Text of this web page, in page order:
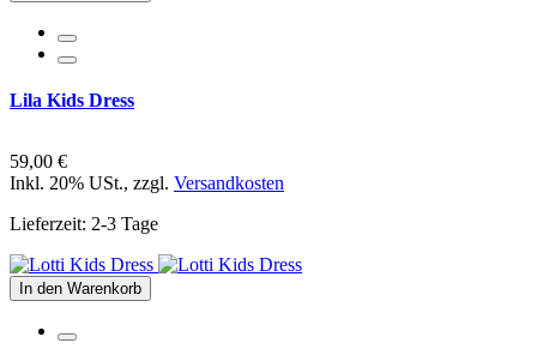
Lila Kids Dress
59,00 €
Inkl. 20% USt., zzgl. Versandkosten
Lieferzeit: 2-3 Tage
In den Warenkorb